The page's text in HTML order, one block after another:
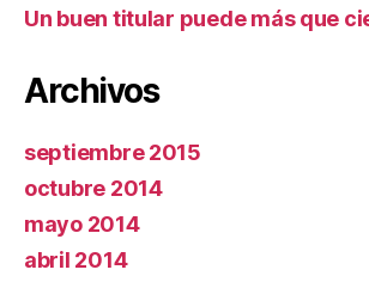
Un buen titular puede más que
Archivos
septiembre 2015
octubre 2014
mayo 2014
abril 2014